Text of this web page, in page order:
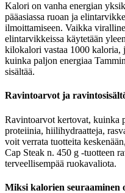
Kalori on vanha energian
pääasiassa ruoan ja
ilmoittamiseen. Vaikka
elintarvikkeissa käytetään
kilokalori vastaa 1000 kaloria,
kuinka paljon energiaa
sisältää.
Ravintoarvot ja
Ravintoarvot kertovat, kuinka
proteiinia, hiilihydraatteja,
voit verrata tuotteita
Cap Steak n. 450 g -tuotteen
terveellisempää ruokavaliota.
Miksi kalorien seuraaminen